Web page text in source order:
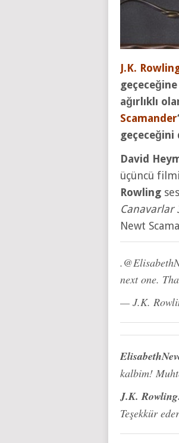
J.K.
ağırlıklı
Scamander
geçeceğini
David
üçüncü
Rowling
Canavarlar
Newt
next one.
— J.K.
kalbim!
J.K.
Teşekkür